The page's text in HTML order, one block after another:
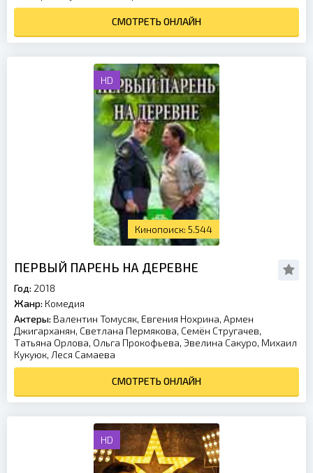
СМОТРЕТЬ ОНЛАЙН
HD
5.544
ПЕРВЫЙ ПАРЕНЬ НА ДЕРЕВНЕ
Год: 2018
Жанр: Комедия
Актеры: Валентин Томусяк, Евгения Нохрина, Армен
Джигарханян, Светлана Пермякова, Семён Стругачев,
Татьяна Орлова, Ольга Прокофьева, Эвелина Сакуро, Михаил
Кукуюк, Леся Самаева
СМОТРЕТЬ ОНЛАЙН
HD